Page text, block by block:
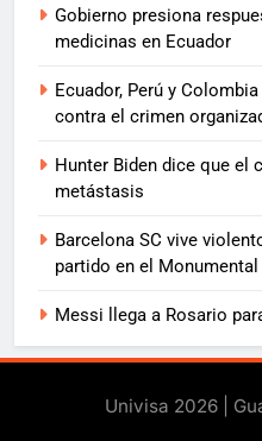
Gobierno presiona
medicinas en Ecuador
Ecuador, Perú y
contra el crimen
Hunter Biden dice que el
metástasis
Barcelona SC vive
partido en el Monumental
Messi llega a Rosario
Univisa 2026 |